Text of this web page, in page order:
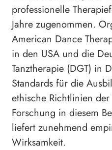
professionelle
Jahre zugenommen.
American Dance
in den USA und die
Tanztherapie (DGT) in
Standards für die
ethische Richtlinien
Forschung in diesem
liefert zunehmend
Wirksamkeit.